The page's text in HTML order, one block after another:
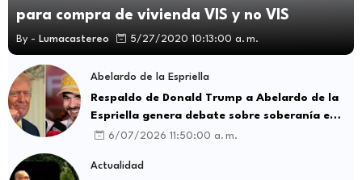
para compra de vivienda VIS y no VIS
By - Lumacastereo 5/27/2020 10:13:00 a. m.
Abelardo de la Espriella
Respaldo de Donald Trump a Abelardo de la
Espriella genera debate sobre soberanía e
influencia internacional
6/07/2026 11:50:00 a. m.
Actualidad